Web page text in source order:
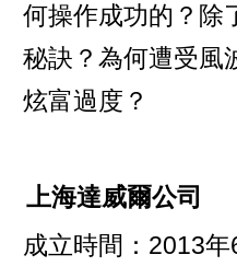
何操作成功的？除
秘訣？為何遭受風
炫富過度？
上海達威爾公司
成立時間：2013年